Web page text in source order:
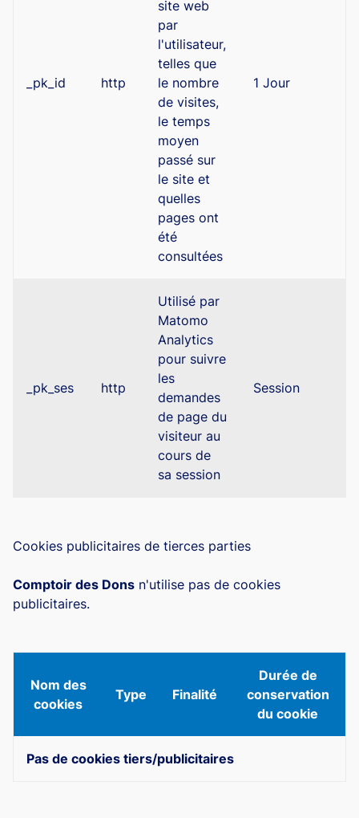
_pk_id http
site web
par
l'utilisateur,
telles que
le nombre
de visites,
le temps
moyen
passé sur
le site et
quelles
pages ont
été
consultées
1 Jour
_pk_ses http
Utilisé par
Matomo
Analytics
pour suivre
les
demandes
de page du
visiteur au
cours de
sa session
Session
Cookies publicitaires de tierces parties
Comptoir des Dons n'utilise pas de cookies
publicitaires.
Nom des
cookies
Type Finalité
Durée de
conservation
du cookie
Pas de cookies tiers/publicitaires